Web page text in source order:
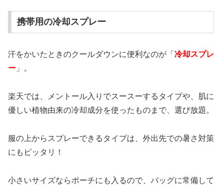
携帯用の冷却スプレー
汗をかいたときのクールダウンに便利なのが「 冷却スプレ
ー 」。
楽天では、メントール入りでスースーするタイプや、肌に
優しい植物由来の冷却成分を使ったものまで、選び放題。
服の上からスプレーできるタイプは、外出先での暑さ対策
にもピッタリ！
小さいサイズならポーチにも入るので、バッグに常備して